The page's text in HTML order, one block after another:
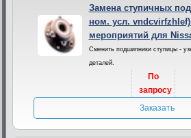
Замена ступичных
ном. усл.
мероприятий для
Сменить подшипники ступицы -
деталей.
По
запросу
Заказать